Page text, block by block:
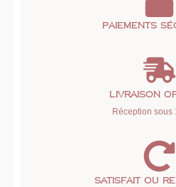
Paiements
Livraison
Réception sous
Satisfait ou